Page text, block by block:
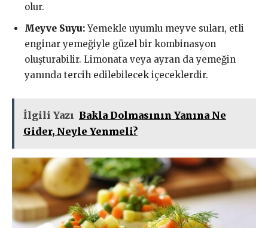
olur.
Meyve Suyu:Yemekle uyumlu meyve suları, etli
enginar yemeğiyle güzel bir kombinasyon
oluşturabilir. Limonata veya ayran da yemeğin
yanında tercih edilebilecek içeceklerdir.
İlgili Yazı Bakla Dolmasının Yanına Ne
Gider, Neyle Yenmeli?